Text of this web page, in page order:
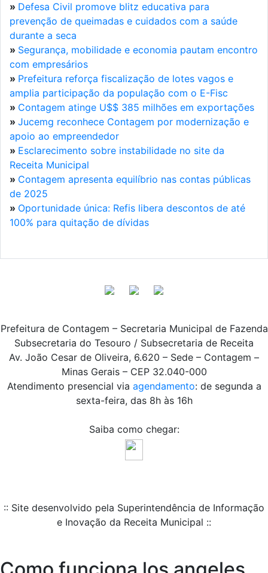
» Defesa Civil promove blitz educativa para
prevenção de queimadas e cuidados com a saúde
durante a seca
» Segurança, mobilidade e economia pautam encontro
com empresários
» Prefeitura reforça fiscalização de lotes vagos e
amplia participação da população com o E-Fisc
» Contagem atinge U$$ 385 milhões em exportações
» Jucemg reconhece Contagem por modernização e
apoio ao empreendedor
» Esclarecimento sobre instabilidade no site da
Receita Municipal
» Contagem apresenta equilíbrio nas contas públicas
de 2025
» Oportunidade única: Refis libera descontos de até
100% para quitação de dívidas
Prefeitura de Contagem – Secretaria Municipal de Fazenda
Subsecretaria do Tesouro / Subsecretaria de Receita
Av. João Cesar de Oliveira, 6.620 – Sede – Contagem –
Minas Gerais – CEP 32.040-000
Atendimento presencial via agendamento: de segunda a
sexta-feira, das 8h às 16h
Saiba como chegar:
:: Site desenvolvido pela Superintendência de Informação
e Inovação da Receita Municipal ::